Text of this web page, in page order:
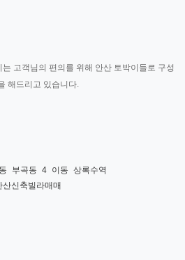
고객님의 편의를 위해 안산 토박이들로 구성
해드리고 있습니다.
부곡동 4 이동 상록수역
산신축빌라매매